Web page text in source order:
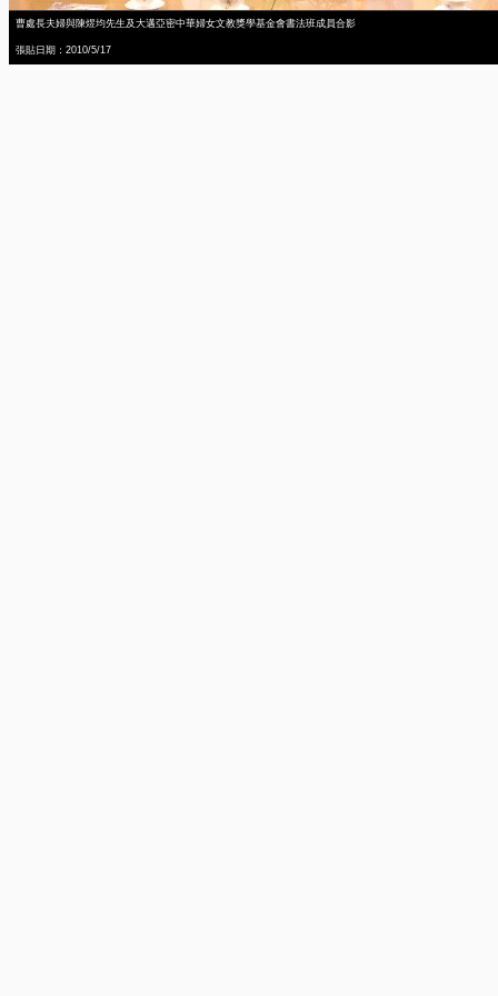
曹處長夫婦與陳煜均先生及大邁亞密中華婦女文教獎學基金會書法班成員合影
張貼日期：2010/5/17